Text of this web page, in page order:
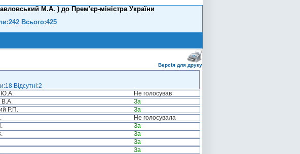
М.А. ) до Прем'єр-міністра України
Всього:425
Версія для друку
Відсутні:2
Ю.А.
Не голосував
В.А.
За
Р.П.
За
Не голосувала
За
За
За
За